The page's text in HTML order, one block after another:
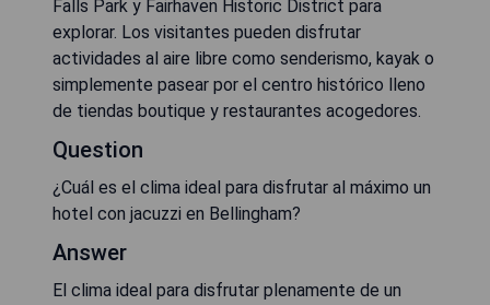
Falls Park y Fairhaven Historic District para
explorar. Los visitantes pueden disfrutar
actividades al aire libre como senderismo, kayak o
simplemente pasear por el centro histórico lleno
de tiendas boutique y restaurantes acogedores.
Question
¿Cuál es el clima ideal para disfrutar al máximo un
hotel con jacuzzi en Bellingham?
Answer
El clima ideal para disfrutar plenamente de un